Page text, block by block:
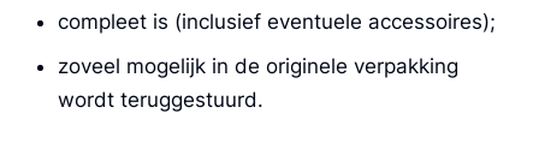
compleet is (inclusief eventuele accessoires);
zoveel mogelijk in de originele verpakking
wordt teruggestuurd.